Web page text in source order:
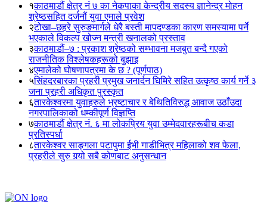
१काठमाडौं क्षेत्र नं ७ का नेकपाका केन्द्रीय सदस्य ज्ञानेन्द्र मोहन
श्रेष्ठसहित दर्जनौं युवा एमाले प्रवेश
२टोखा–छहरे सुरुङमार्गले धेरै बस्ती मापदण्डका कारण समस्यामा पर्ने
भएकाले विकल्प खोज्न मन्त्री खनालको प्रस्ताव
३काठमाडौं–७ : प्रकाश श्रेष्ठको सम्भावना मजबुत बन्दै गएको
राजनीतिक विश्लेषकहरूको बुझाइ
४एमालेको घोषणापत्रमा के छ ? (पूर्णपाठ)
५सिंहदरबारका प्रहरी प्रमुख जनार्दन घिमिरे सहित उत्कृष्ठ कार्य गर्ने ३
जना प्रहरी अधिकृत पुरस्कृत
६तारकेश्वरमा युवाहरुले भ्रष्टाचार र बेथितिविरुद्ध आवाज उठाँउदा
नगरपालिकाको धम्कीपूर्ण विज्ञप्ति
७काठमाडौं क्षेत्र नं. ६ मा लोकप्रिय युवा उम्मेदवारहरूबीच कडा
प्रतिस्पर्धा
८तारकेश्वर साङ्गला पटापुमा ईभी गाडीभित्र महिलाको शव फेला,
प्रहरीले सुरु गर्‍यो सबै कोणबाट अनुसन्धान